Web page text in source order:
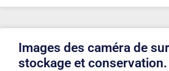
Images des caméra de
stockage et conservation.